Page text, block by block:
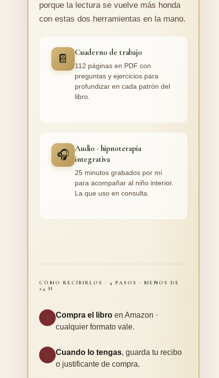
porque la lectura se vuelve más honda
con estas dos herramientas en la mano.
📔 Cuaderno de trabajo
112 páginas en PDF con
preguntas y ejercicios para
profundizar en cada patrón del
libro.
🎧 Audio · hipnoterapia
integrativa
25 minutos grabados por mí
para acompañar al niño interior.
La que uso en consulta.
CÓMO RECIBIRLOS · 4 PASOS · MENOS DE
24 H
1 Compra el libro en Amazon ·
cualquier formato vale.
2 Cuando lo tengas, guarda tu recibo
o justificante de compra.